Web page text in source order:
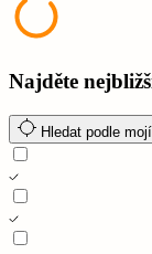
Najděte
Hledat podle